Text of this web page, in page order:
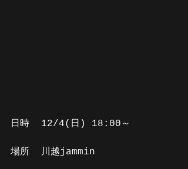
日時  12/4(日) 18:00～
場所  川越jammin